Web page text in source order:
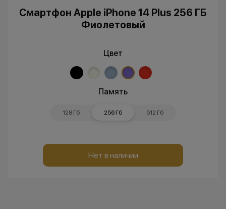
Смартфон Apple iPhone 14 Plus 256 ГБ
Фиолетовый
Цвет
Память
128 Гб 256 Гб 512 Гб
Нет в наличии